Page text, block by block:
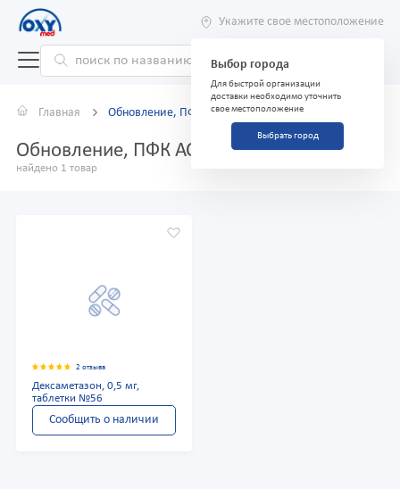
Укажите свое местоположение
Выбор города
Для быстрой организации
доставки необходимо уточнить
свое местоположение
Выбрать город
Главная Обновление, ПФК АО
Обновление, ПФК АО
найдено 1 товар
2 отзыва
Дексаметазон, 0,5 мг,
таблетки №56
Сообщить о наличии